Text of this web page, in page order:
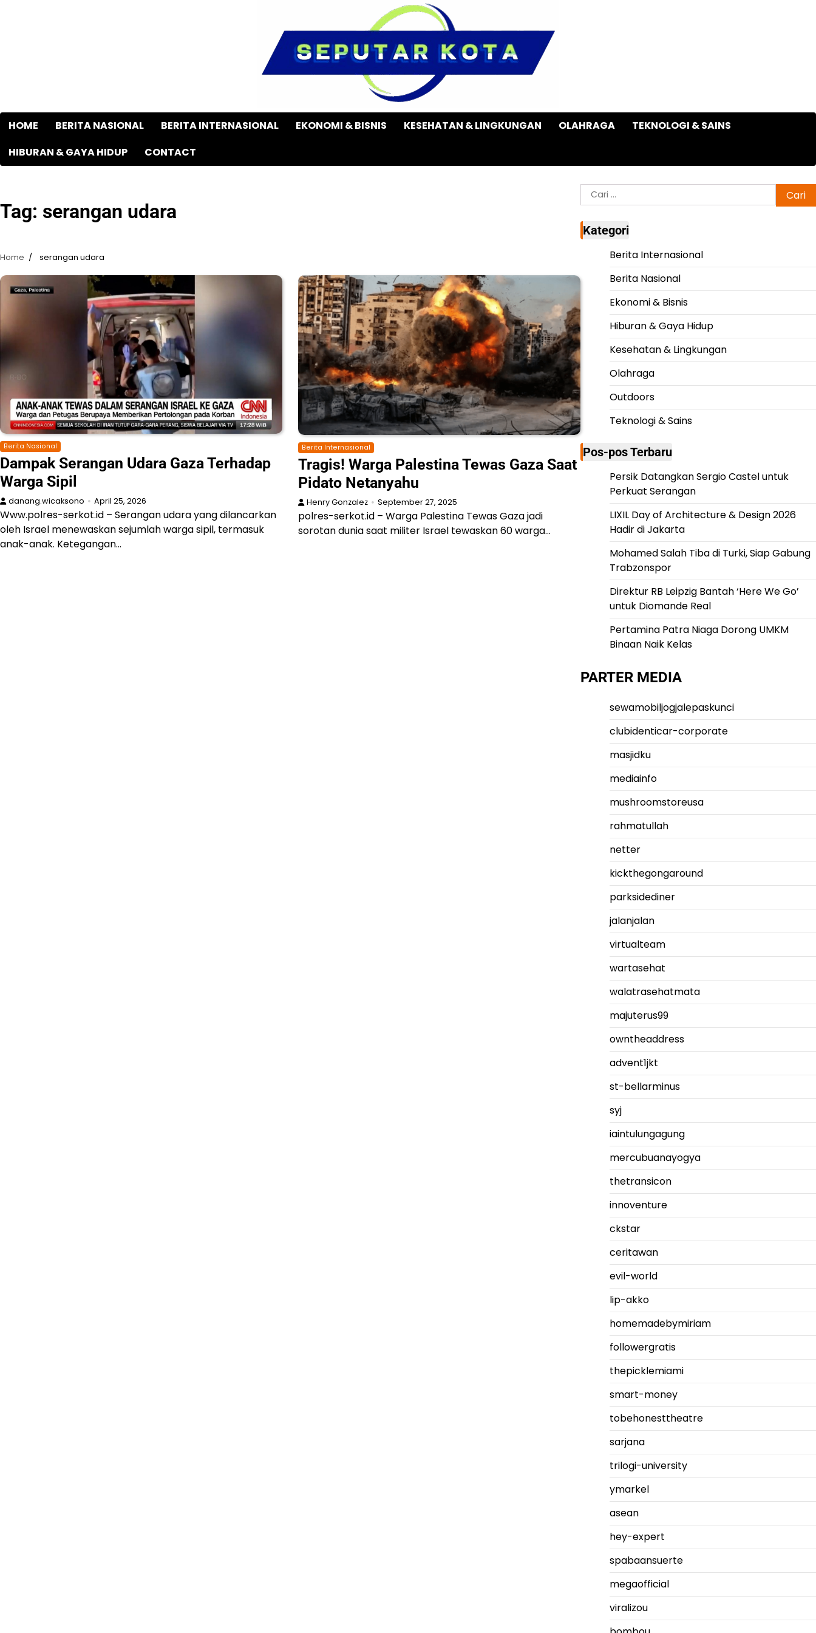
HOME BERITA NASIONAL BERITA INTERNASIONAL EKONOMI & BISNIS KESEHATAN & LINGKUNGAN OLAHRAGA
TEKNOLOGI & SAINS
HIBURAN & GAYA HIDUP
CONTACT
Tag: serangan udara
Home serangan udara
Berita Nasional
Dampak Serangan Udara Gaza Terhadap
Warga Sipil
danang.wicaksono April 25, 2026
Www.polres-serkot.id – Serangan udara yang dilancarkan
oleh Israel menewaskan sejumlah warga sipil, termasuk
anak-anak. Ketegangan…
Berita Internasional
Tragis! Warga Palestina Tewas Gaza Saat
Pidato Netanyahu
Henry Gonzalez September 27, 2025
polres-serkot.id – Warga Palestina Tewas Gaza jadi
sorotan dunia saat militer Israel tewaskan 60 warga…
Cari
untuk:
Kategori
Berita Internasional
Berita Nasional
Ekonomi & Bisnis
Hiburan & Gaya Hidup
Kesehatan & Lingkungan
Olahraga
Outdoors
Teknologi & Sains
Pos-pos Terbaru
Persik Datangkan Sergio Castel untuk
Perkuat Serangan
LIXIL Day of Architecture & Design 2026
Hadir di Jakarta
Mohamed Salah Tiba di Turki, Siap Gabung
Trabzonspor
Direktur RB Leipzig Bantah ‘Here We Go’
untuk Diomande Real
Pertamina Patra Niaga Dorong UMKM
Binaan Naik Kelas
PARTER MEDIA
sewamobiljogjalepaskunci
clubidenticar-corporate
masjidku
mediainfo
mushroomstoreusa
rahmatullah
netter
kickthegongaround
parksidediner
jalanjalan
virtualteam
wartasehat
walatrasehatmata
majuterus99
owntheaddress
advent1jkt
st-bellarminus
syj
iaintulungagung
mercubuanayogya
thetransicon
innoventure
ckstar
ceritawan
evil-world
lip-akko
homemadebymiriam
followergratis
thepicklemiami
smart-money
tobehonesttheatre
sarjana
trilogi-university
ymarkel
asean
hey-expert
spabaansuerte
megaofficial
viralizou